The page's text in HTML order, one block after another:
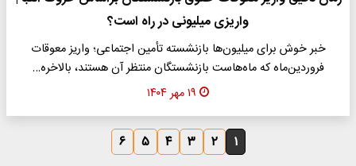
واریزی میلیونی در راه است؟
خبر خوش برای میلیون‌ها بازنشسته تأمین اجتماعی؛ واریز معوقات
فروردین‌ماه که ماه‌هاست بازنشستگان منتظر آن هستند، بالاخره…
۱۹ مهر ۱۴۰۴
۱ ۲ ۳ ۴ ۵ ۶